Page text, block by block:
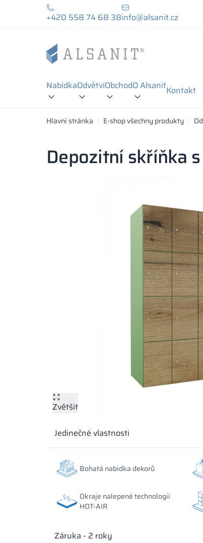
+420 558 74 68 38info@alsanit.cz
NabídkaOdvětvíObchodO AlsanitKontakt
Hlavní stránka E-shop všechny produkty
Depozitní skříňka
Zvětšit
Jedinečné vlastnosti
Bohatá nabídka dekorů
Okraje nalepené technologií
HOT-AIR
Záruka - 2 roky